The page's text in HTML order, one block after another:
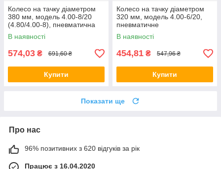
Колесо на тачку діаметром
380 мм, модель 4.00-8/20
(4.80/4.00-8), пневматична
В наявності
574,03 ₴ 691,60 ₴
Купити
Колесо на тачку діаметром
320 мм, модель 4.00-6/20,
пневматичне
В наявності
454,81 ₴ 547,96 ₴
Купити
Показати ще
Про нас
96% позитивних з 620 відгуків за рік
Працює з 16.04.2020